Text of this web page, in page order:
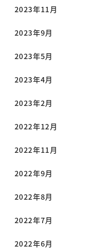
2023年11月
2023年9月
2023年5月
2023年4月
2023年2月
2022年12月
2022年11月
2022年9月
2022年8月
2022年7月
2022年6月